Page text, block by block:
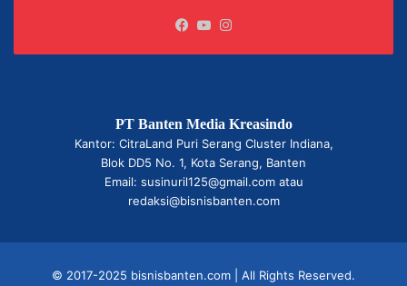
Facebook
YouTube
PT Banten Media Kreasindo
Kantor: CitraLand Puri Serang Cluster Indiana,
Blok DD5 No. 1, Kota Serang, Banten
Email: susinuril125@gmail.com atau
redaksi@bisnisbanten.com
© 2017-2025 bisnisbanten.com | All Rights Reserved.